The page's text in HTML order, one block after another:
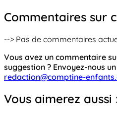
Commentaires sur
--> Pas de commentaires
Vous avez un commentaire
suggestion ? Envoyez-nous
redaction@comptine-
Vous aimerez aussi